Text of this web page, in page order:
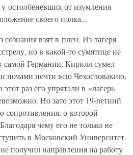
у остолбеневших от изумления
своего полка...
взят в плен. Из лагеря
но в какой-то сумятице не
самой Германии. Кирилл сумел
ночами почти всю Чехословакию,
раз его упрятали в «лагерь
Но зато этот 19-летний
сопротивления, о которой
чему его не только не
в Московский Университет.
получил направления на работу